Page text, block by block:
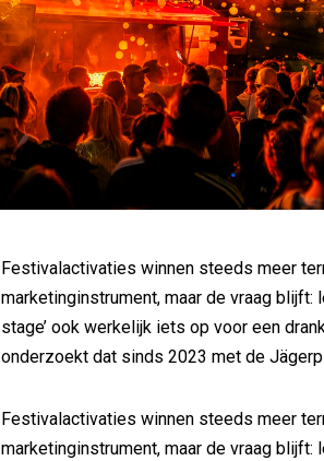
Festivalactivaties winnen steeds meer
marketinginstrument, maar de vraag blijft:
stage’ ook werkelijk iets op voor een
onderzoekt dat sinds 2023 met de
Festivalactivaties winnen steeds meer
marketinginstrument, maar de vraag blijft: